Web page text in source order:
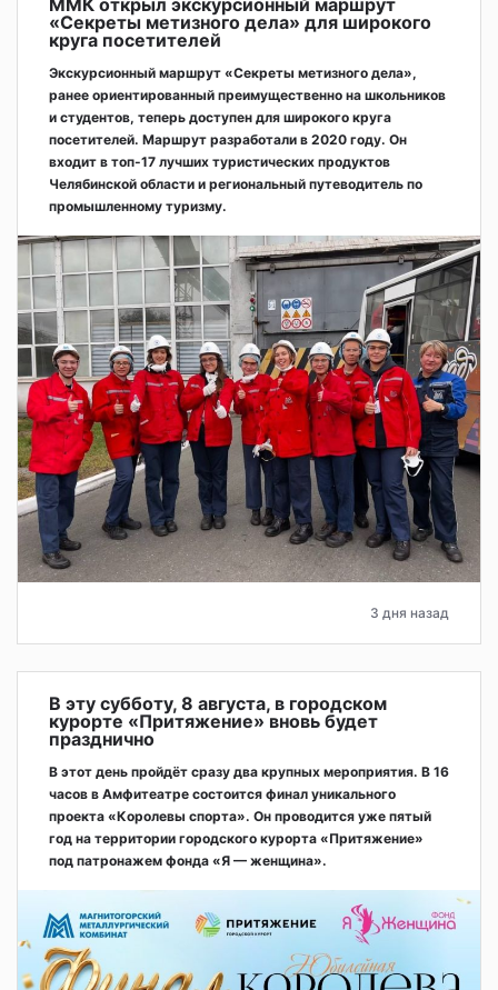
ММК открыл экскурсионный маршрут
«Секреты метизного дела» для широкого
круга посетителей
Экскурсионный маршрут «Секреты метизного дела»,
ранее ориентированный преимущественно на школьников
и студентов, теперь доступен для широкого круга
посетителей. Маршрут разработали в 2020 году. Он
входит в топ-17 лучших туристических продуктов
Челябинской области и региональный путеводитель по
промышленному туризму.
3 дня назад
В эту субботу, 8 августа, в городском
курорте «Притяжение» вновь будет
празднично
В этот день пройдёт сразу два крупных мероприятия. В 16
часов в Амфитеатре состоится финал уникального
проекта «Королевы спорта». Он проводится уже пятый
год на территории городского курорта «Притяжение»
под патронажем фонда «Я — женщина».